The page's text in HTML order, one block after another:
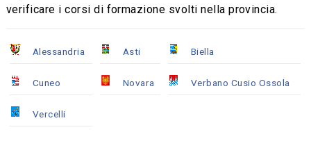
verificare i corsi di formazione svolti nella provincia.
Alessandria Asti Biella
Cuneo Novara Verbano Cusio Ossola
Vercelli